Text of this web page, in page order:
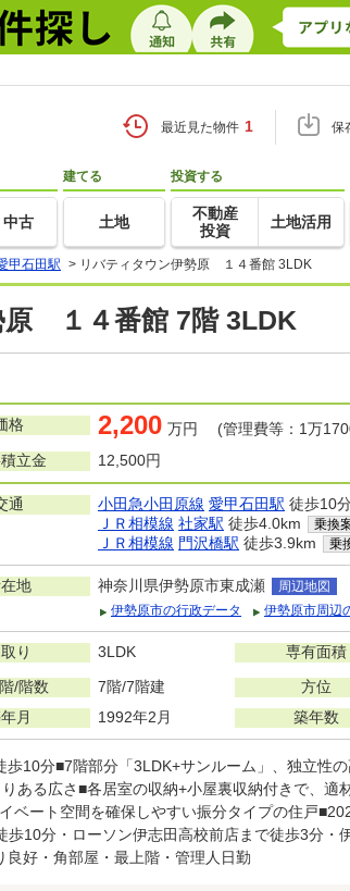
最近見た物件 1 保
中古
建てる
土地
投資する
不動産
投資
土地活用
甲石田駅 > リバティタウン伊勢原 １４番館 3LDK
原 １４番館 7階 3LDK
格 2,200 万円 (管理費等：1万
立金
12,500円
通 小田急小田原線 愛甲石田駅 徒歩10
ＪＲ相模線 社家駅 徒歩4.0km 乗換
ＪＲ相模線 門沢橋駅 徒歩3.9km 乗
地 神奈川県伊勢原市東成瀬
周辺地図
伊勢原市の行政データ
伊勢原市周辺
り 3LDK
専有面積
/階数
7階/7階建
方位
月
1992年2月 築年数
10分■7階部分「3LDK+サンルーム」、独立性
ある広さ■各居室の収納+小屋裏収納付きで、適
ベート空間を確保しやすい振分タイプの住戸
10分・ローソン伊志田高校前店まで徒歩3分・
良好・角部屋・最上階・管理人日勤